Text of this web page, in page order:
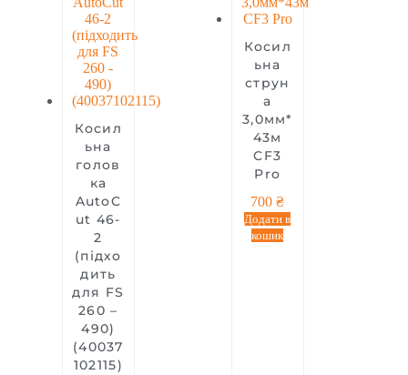
Косил
ьна
голов
ка
AutoC
ut 46-
2
(підхо
дить
для FS
260 –
490)
(40037
102115)
Косил
ьна
струн
а
3,0мм*
43м
CF3
Pro
700₴
Додати в
кошик